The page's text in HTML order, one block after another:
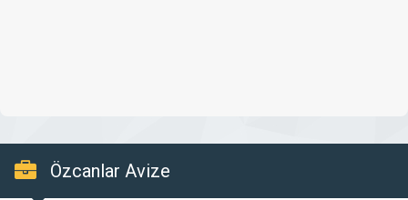
Özcanlar Avize